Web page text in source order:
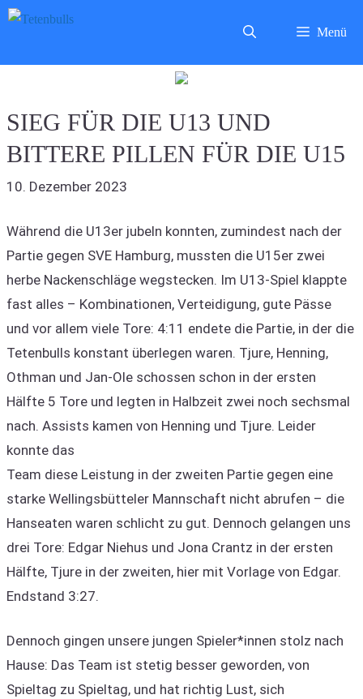
Zum
Menü
SIEG FÜR DIE U13 UND
BITTERE PILLEN FÜR DIE U15
10. Dezember 2023
Während die U13er jubeln konnten, zumindest nach der
Partie gegen SVE Hamburg, mussten die U15er zwei
herbe Nackenschläge wegstecken. Im U13-Spiel klappte
fast alles – Kombinationen, Verteidigung, gute Pässe
und vor allem viele Tore: 4:11 endete die Partie, in der die
Tetenbulls konstant überlegen waren. Tjure, Henning,
Othman und Jan-Ole schossen schon in der ersten
Hälfte 5 Tore und legten in Halbzeit zwei noch sechsmal
nach. Assists kamen von Henning und Tjure. Leider
konnte das
Team diese Leistung in der zweiten Partie gegen eine
starke Wellingsbütteler Mannschaft nicht abrufen – die
Hanseaten waren schlicht zu gut. Dennoch gelangen uns
drei Tore: Edgar Niehus und Jona Crantz in der ersten
Hälfte, Tjure in der zweiten, hier mit Vorlage von Edgar.
Endstand 3:27.
Dennoch gingen unsere jungen Spieler*innen stolz nach
Hause: Das Team ist stetig besser geworden, von
Spieltag zu Spieltag, und hat richtig Lust, sich